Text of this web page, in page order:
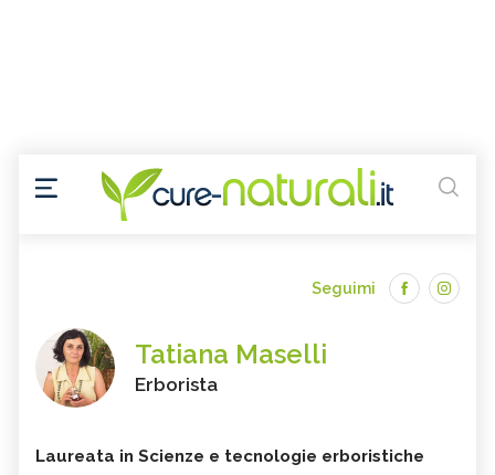
Seguimi
Tatiana Maselli
Erborista
Laureata in Scienze e tecnologie erboristiche